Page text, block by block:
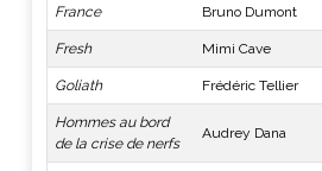
France Bruno Dumont
Fresh Mimi Cave
Goliath Frédéric Tellier
Hommes au bord
de la crise de nerfs
Audrey Dana